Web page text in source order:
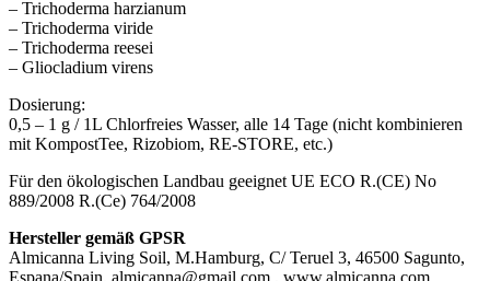
– Trichoderma harzianum
– Trichoderma viride
– Trichoderma reesei
– Gliocladium virens
Dosierung:
0,5 – 1 g / 1L Chlorfreies Wasser, alle 14 Tage (nicht kombinieren
mit KompostTee, Rizobiom, RE-STORE, etc.)
Für den ökologischen Landbau geeignet UE ECO R.(CE) No
889/2008 R.(Ce) 764/2008
Hersteller gemäß GPSR
Almicanna Living Soil, M.Hamburg, C/ Teruel 3, 46500 Sagunto,
Espana/Spain, almicanna@gmail.com , www.almicanna.com